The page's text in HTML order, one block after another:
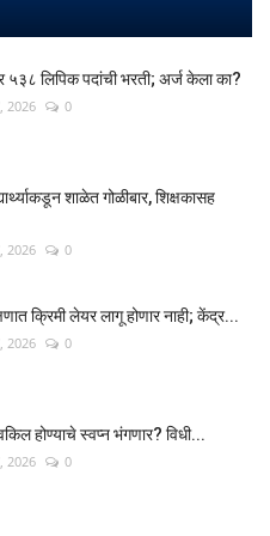
लिपिक पदांची भरती; अर्ज केला का?
2026 0
शाळेत गोळीबार, शिक्षकासह
2026 0
क्रिमी लेयर लागू होणार नाही; केंद्र...
2026 0
वकिल होण्याचे स्वप्न भंगणार? विधी...
2026 0